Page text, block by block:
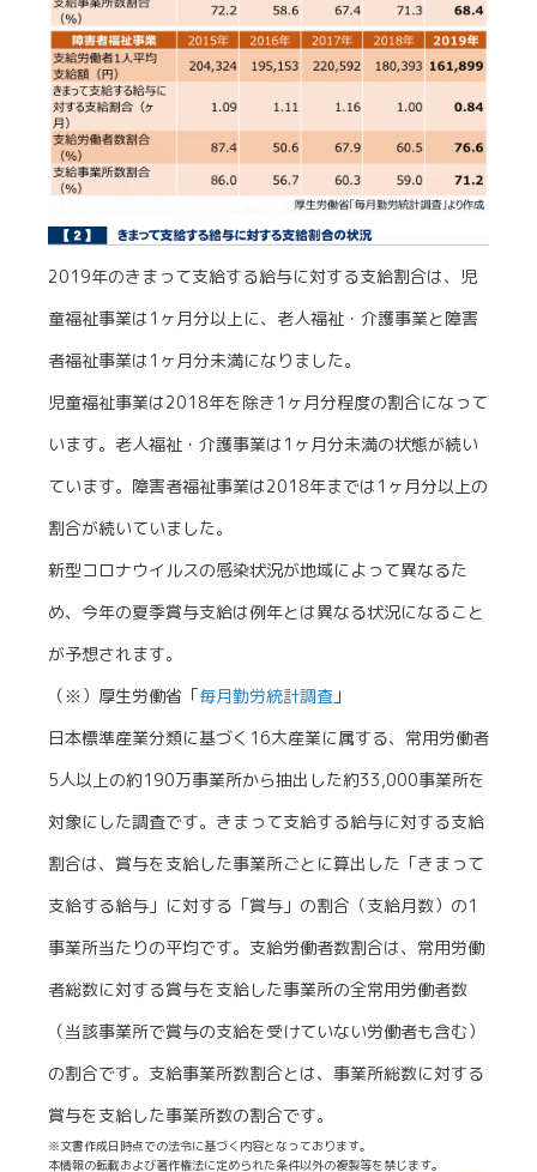
2019年のきまって支給する給与に対する支給割合は、児
童福祉事業は1ヶ月分以上に、老人福祉・介護事業と障害
者福祉事業は1ヶ月分未満になりました。
児童福祉事業は2018年を除き1ヶ月分程度の割合になって
います。老人福祉・介護事業は1ヶ月分未満の状態が続い
ています。障害者福祉事業は2018年までは1ヶ月分以上の
割合が続いていました。
新型コロナウイルスの感染状況が地域によって異なるた
め、今年の夏季賞与支給は例年とは異なる状況になること
が予想されます。
（※）厚生労働省「毎月勤労統計調査 」
日本標準産業分類に基づく16大産業に属する、常用労働者
5人以上の約190万事業所から抽出した約33,000事業所を
対象にした調査です。きまって支給する給与に対する支給
割合は、賞与を支給した事業所ごとに算出した「きまって
支給する給与」に対する「賞与」の割合（支給月数）の1
事業所当たりの平均です。支給労働者数割合は、常用労働
者総数に対する賞与を支給した事業所の全常用労働者数
（当該事業所で賞与の支給を受けていない労働者も含む）
の割合です。支給事業所数割合とは、事業所総数に対する
賞与を支給した事業所数の割合です。
※文書作成日時点での法令に基づく内容となっております。
本情報の転載および著作権法に定められた条件以外の複製等を禁じます。